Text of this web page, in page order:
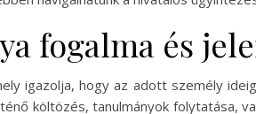
fogalma és
igazolja, hogy az adott személy
költözés, tanulmányok folytatása,